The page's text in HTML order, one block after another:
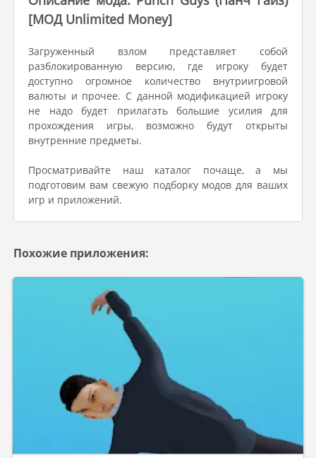
[МОД Unlimited Money]
Загруженный взлом представляет собой
разблокированную версию, где игроку будет
доступно огромное количество внутриигровой
валюты и прочее. С данной модификацией игроку
не надо будет прилагать большие усилия для
прохождения игры, возможно будут открыты
внутренние предметы.
Просматривайте наш каталог почаще, а мы
подготовим вам свежую подборку модов для ваших
игр и приложений.
Похожие приложения: